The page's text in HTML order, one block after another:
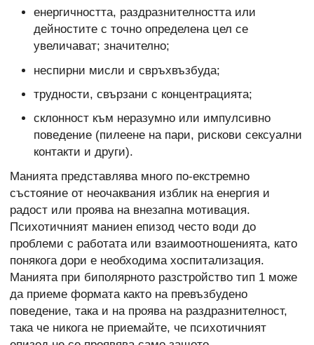
енергичността, раздразнителността или
дейностите с точно определена цел се
увеличават; значително;
неспирни мисли и свръхвъзбуда;
трудности, свързани с концентрацията;
склонност към неразумно или импулсивно
поведение (пилеене на пари, рискови сексуални
контакти и други).
Манията представлява много по-екстремно
състояние от неочаквания изблик на енергия и
радост или проява на внезапна мотивация.
Психотичният маниен епизод често води до
проблеми с работата или взаимоотношенията, като
понякога дори е необходима хоспитализация.
Манията при биполярното разстройство тип 1 може
да приеме формата както на превъзбудено
поведение, така и на проява на раздразнителност,
така че никога не приемайте, че психотичният